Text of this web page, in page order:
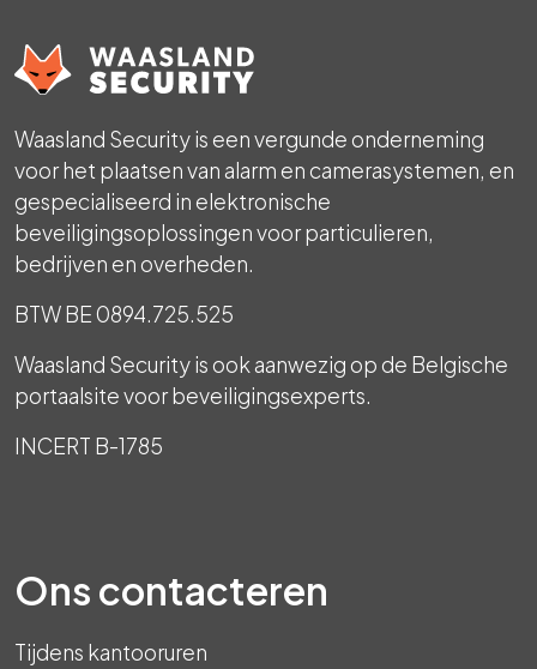
Waasland Security is een vergunde onderneming
voor het plaatsen van alarm en camerasystemen, en
gespecialiseerd in elektronische
beveiligingsoplossingen voor particulieren,
bedrijven en overheden.
BTW BE 0894.725.525
Waasland Security is ook aanwezig op de Belgische
portaalsite voor beveiligingsexperts.
INCERT B-1785
Ons contacteren
Tijdens kantooruren